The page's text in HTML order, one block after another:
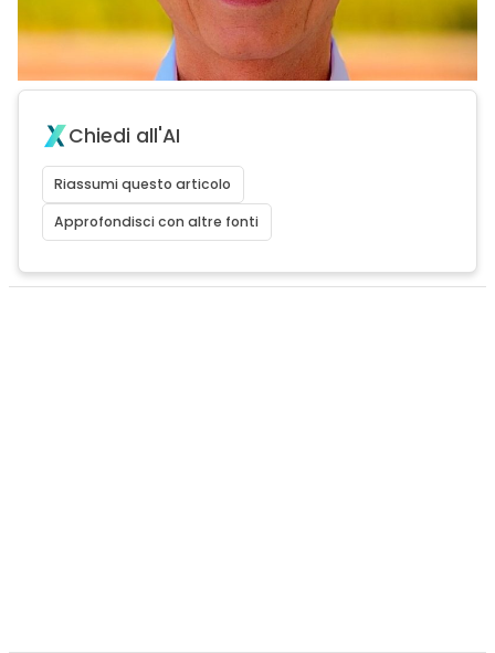
Chiedi all'AI
Riassumi questo articolo
Approfondisci con altre fonti